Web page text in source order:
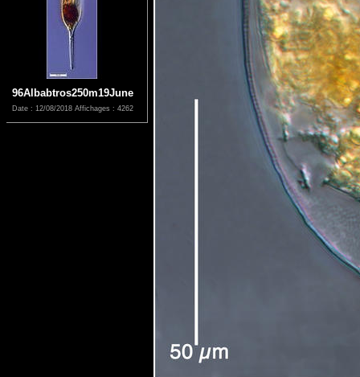
96Albabtros250m19June
Date : 12/08/2018 Affichages : 4262